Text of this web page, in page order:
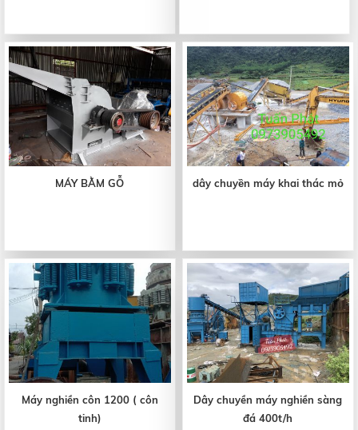
MÁY BẰM GỖ dây chuyền máy khai thác mỏ
Máy nghiền côn 1200 ( côn
tinh)
Dây chuyền máy nghiền sàng
đá 400t/h